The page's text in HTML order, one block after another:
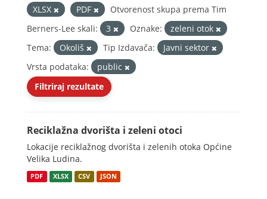
XLSX
PDF
Otvorenost skupa prema Tim
Berners-Lee skali:
3 Oznake:
zeleni otok
Tema:
Okoliš Tip Izdavača:
Javni sektor
Vrsta podataka:
public
Filtriraj rezultate
Reciklažna dvorišta i zeleni otoci
Lokacije reciklažnog dvorišta i zelenih otoka Općine
Velika Ludina.
PDF XLSX CSV JSON